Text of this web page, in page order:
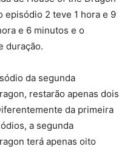
episódio 2 teve 1 hora e 9
e 6 minutos e o
duração.
da segunda
restarão apenas dois
da primeira
a segunda
terá apenas oito